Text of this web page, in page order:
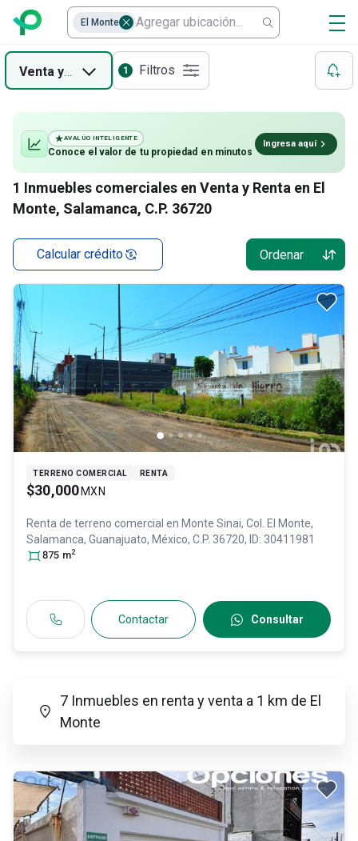
Venta yRenta 1 Filtros
1 Inmuebles comerciales en Venta y Renta en El
Monte, Salamanca, C.P. 36720
Calcular crédito Ordenar
AVALÚO INTELIGENTE
Conoce el valor de tu propiedad en minutos
Ingresa aquí
TERRENO COMERCIAL RENTA
$30,000 MXN
Renta de terreno comercial en Monte Sinai, Col. El Monte,
Salamanca, Guanajuato, México, C.P. 36720, ID: 30411981
875 m2
Contactar Consultar
7 Inmuebles en renta y venta a 1 km de El
Monte
El Monte